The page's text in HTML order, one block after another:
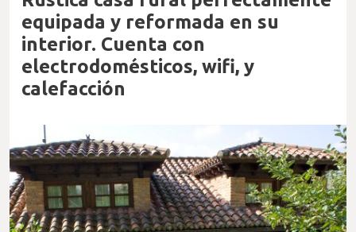
equipada y reformada en su
interior. Cuenta con
electrodomésticos, wifi, y
calefacción